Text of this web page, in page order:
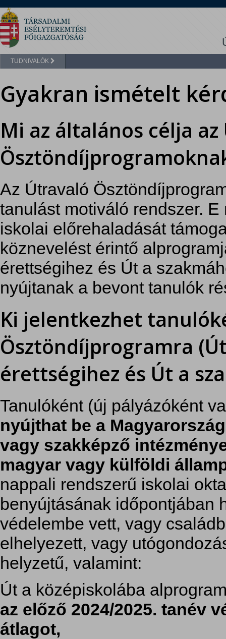
TUDNIVALÓK
Gyakran ismételt
Mi az általános célja
Az Útravaló
tanulást motiváló rendszer.
iskolai előrehaladását
köznevelést érintő
érettségihez és Út a
nyújtanak a bevont tanulók
Ki jelentkezhet
Ösztöndíjprogramra
érettségihez és Út a
Tanulóként (új pályázóként
nyújthat be a
vagy szakképző
magyar vagy külföldi
nappali rendszerű iskolai
benyújtásának időpontjában
védelembe vett, vagy
elhelyezett, vagy
helyzetű, valamint:
Út a középiskolába
az előző 2024/2025. tanév
átlagot,